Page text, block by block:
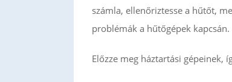
számla, ellenőriztesse a hűtőt,
problémák a hűtőgépek kapcsán.
Előzze meg háztartási gépeinek,